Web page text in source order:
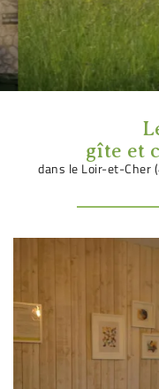
Recopier le code ci-
 Rafraîchir le captcha
En cochant cette case, vous
l'adresse email indiqué ci-
gîte et
dans le Loir-et-Cher